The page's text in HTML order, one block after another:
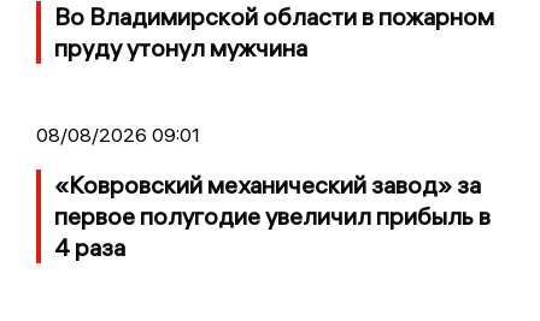
Во Владимирской области в пожарном
пруду утонул мужчина
08/08/2026 09:01
«Ковровский механический завод» за
первое полугодие увеличил прибыль в
4 раза